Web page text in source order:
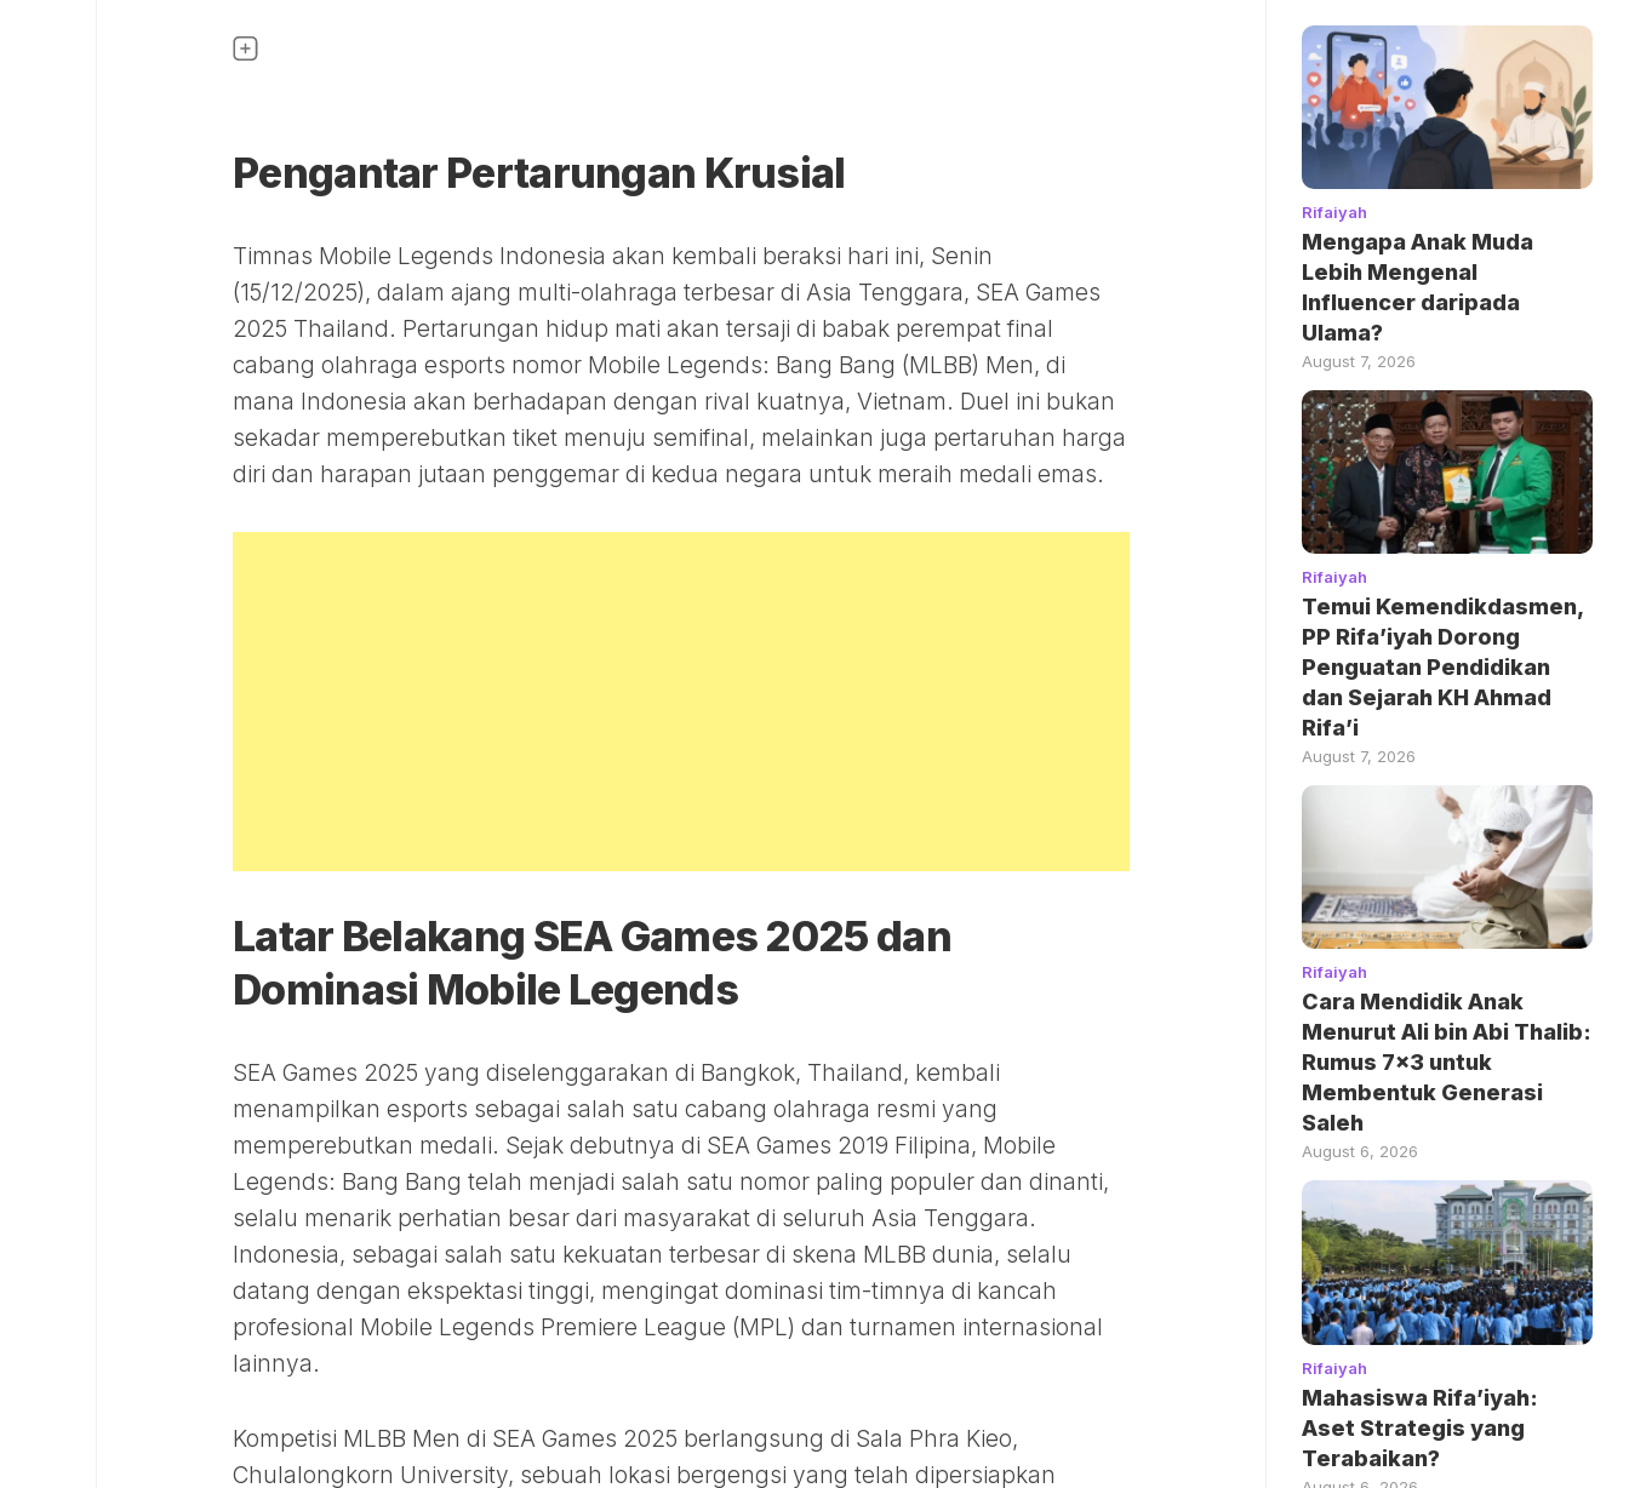
Pengantar Pertarungan Krusial
Timnas Mobile Legends Indonesia akan kembali beraksi hari ini, Senin
(15/12/2025), dalam ajang multi-olahraga terbesar di Asia Tenggara, SEA Games
2025 Thailand. Pertarungan hidup mati akan tersaji di babak perempat final
cabang olahraga esports nomor Mobile Legends: Bang Bang (MLBB) Men, di
mana Indonesia akan berhadapan dengan rival kuatnya, Vietnam. Duel ini bukan
sekadar memperebutkan tiket menuju semifinal, melainkan juga pertaruhan harga
diri dan harapan jutaan penggemar di kedua negara untuk meraih medali emas.
Latar Belakang SEA Games 2025 dan
Dominasi Mobile Legends
SEA Games 2025 yang diselenggarakan di Bangkok, Thailand, kembali
menampilkan esports sebagai salah satu cabang olahraga resmi yang
memperebutkan medali. Sejak debutnya di SEA Games 2019 Filipina, Mobile
Legends: Bang Bang telah menjadi salah satu nomor paling populer dan dinanti,
selalu menarik perhatian besar dari masyarakat di seluruh Asia Tenggara.
Indonesia, sebagai salah satu kekuatan terbesar di skena MLBB dunia, selalu
datang dengan ekspektasi tinggi, mengingat dominasi tim-timnya di kancah
profesional Mobile Legends Premiere League (MPL) dan turnamen internasional
lainnya.
Kompetisi MLBB Men di SEA Games 2025 berlangsung di Sala Phra Kieo,
Chulalongkorn University, sebuah lokasi bergengsi yang telah dipersiapkan
Rifaiyah
Mengapa Anak Muda
Lebih Mengenal
Influencer daripada
Ulama?
August 7, 2026
Rifaiyah
Temui Kemendikdasmen,
PP Rifa’iyah Dorong
Penguatan Pendidikan
dan Sejarah KH Ahmad
Rifa’i
August 7, 2026
Rifaiyah
Cara Mendidik Anak
Menurut Ali bin Abi Thalib:
Rumus 7×3 untuk
Membentuk Generasi
Saleh
August 6, 2026
Rifaiyah
Mahasiswa Rifa’iyah:
Aset Strategis yang
Terabaikan?